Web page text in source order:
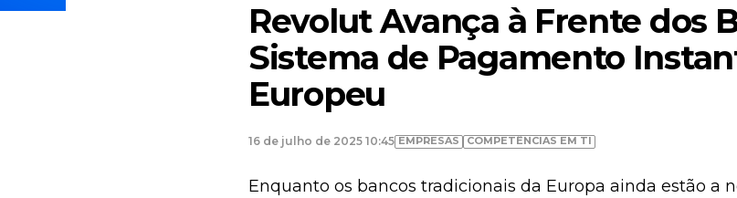
Revolut Avança à Frente dos
Sistema de Pagamento
Europeu
16 de julho de 2025 10:45 EMPRESAS COMPETÊNCIAS EM TI
Enquanto os bancos tradicionais da Europa ainda estão a